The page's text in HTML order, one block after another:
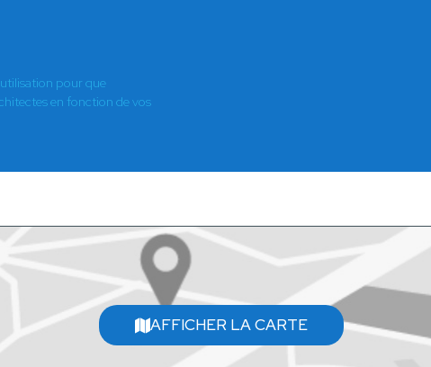
pour que
en fonction de vos
AFFICHER LA CARTE